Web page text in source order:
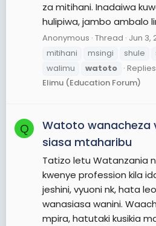
za mitihani. Inadaiwa
hulipiwa, jambo ambalo
Anonymous Thread Jun 3,
mitihani
msingi shule
walimu
watoto
Elimu (Education Forum)
Q
Watoto wanacheza
siasa mtaharibu
Tatizo letu Watanzania
kwenye profession kila
jeshini, vyuoni nk, hata
wanasiasa wanini.
mpira, hatutaki kusikia